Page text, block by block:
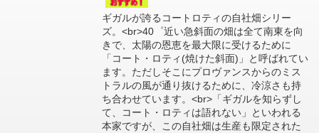
ギガルが誇るコートロティの自社畑シリー
ズ。<br>40゜近い急斜面の畑は全て南東を向
きで、太陽の恩恵を最大限に受けるために
「コート・ロティ(焼けた斜面)」と呼ばれてい
ます。ただしそこにプロヴァンスからのミス
トラルの風が通り抜けるために、冷涼さも持
ち合わせています。<br>「ギガルを知らずし
て、コート・ロティは語れない」といわれる
本家ですが、この自社畑は生産も限定された